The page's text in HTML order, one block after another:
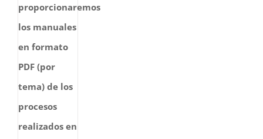
proporcionaremos
los manuales
en formato
PDF (por
tema) de los
procesos
realizados en